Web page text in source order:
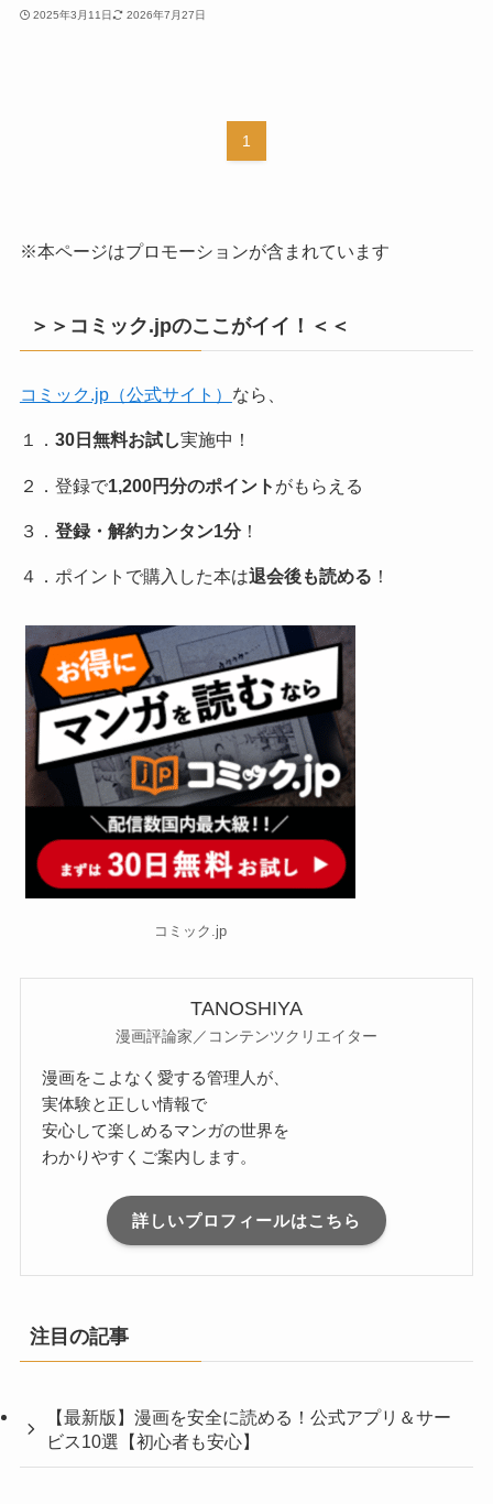
2025年3月11日 2026年7月27日
1
※本ページはプロモーションが含まれています
＞＞コミック.jpのここがイイ！＜＜
コミック.jp（公式サイト） なら、
１． 30日無料お試し実施中！
２．登録で1,200円分のポイント がもらえる
３． 登録・解約カンタン1分！
４．ポイントで購入した本は退会後も読める ！
コミック.jp
TANOSHIYA
漫画評論家／コンテンツクリエイター
漫画をこよなく愛する管理人が、
実体験と正しい情報で
安心して楽しめるマンガの世界を
わかりやすくご案内します。
詳しいプロフィールはこちら
注目の記事
【最新版】漫画を安全に読める！公式アプリ＆サー
ビス10選【初心者も安心】